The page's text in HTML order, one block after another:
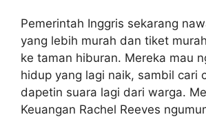
Pemerintah Inggris sekarang
yang lebih murah dan tiket
ke taman hiburan. Mereka mau
hidup yang lagi naik, sambil cari
dapetin suara lagi dari warga.
Keuangan Rachel Reeves